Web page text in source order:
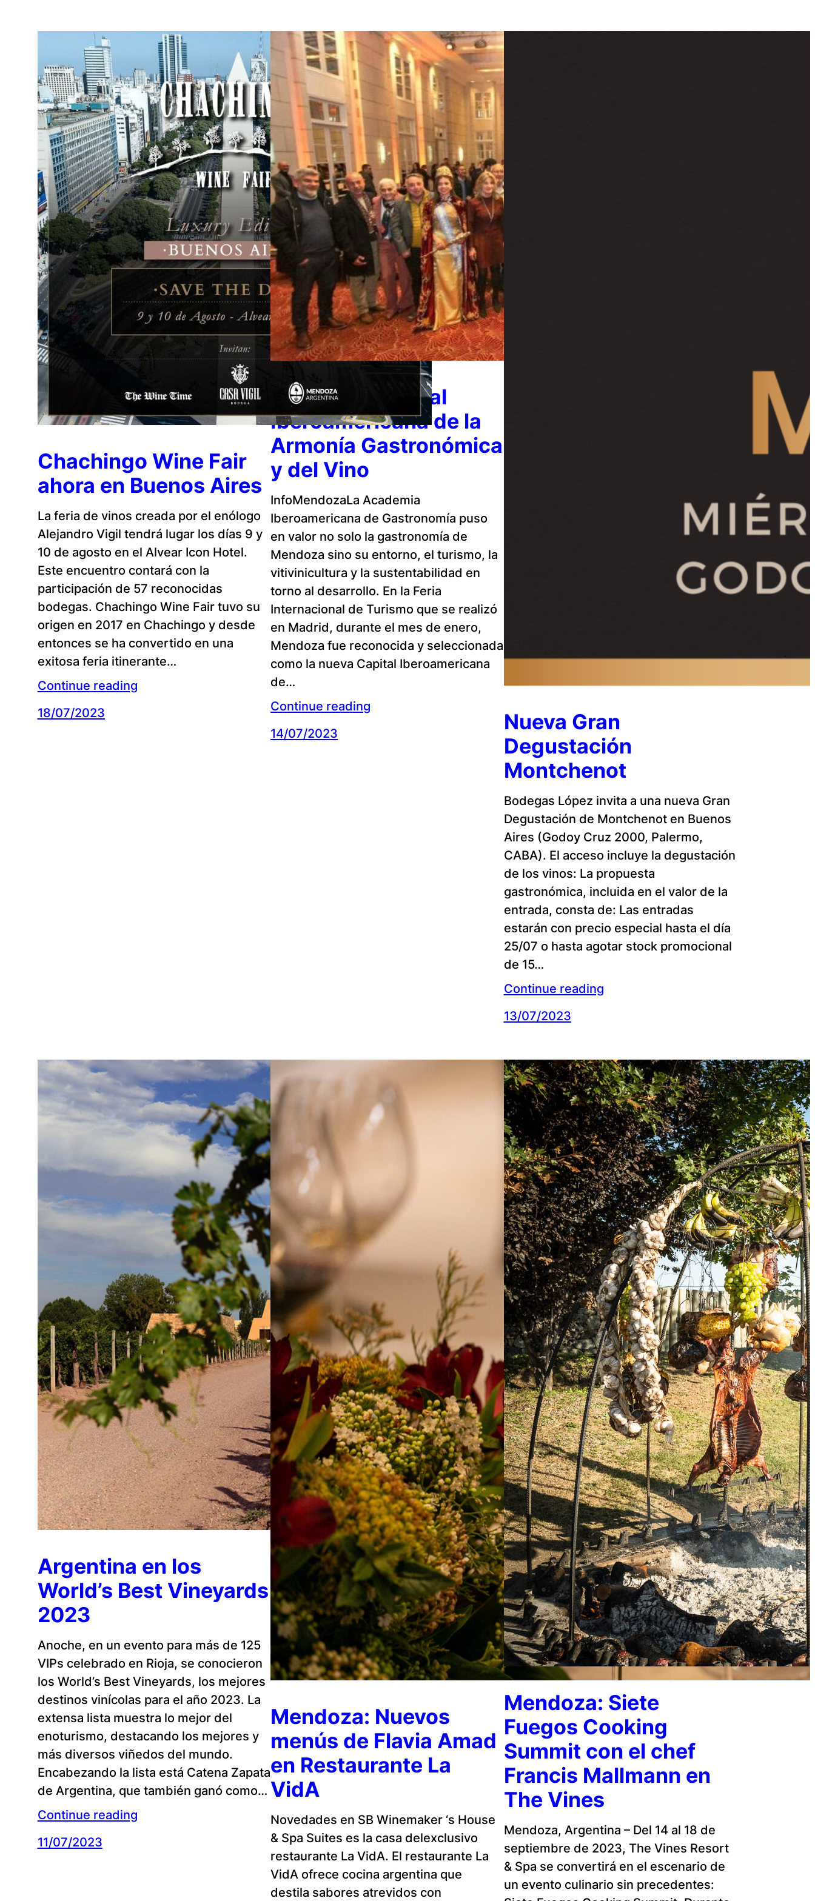
Chachingo Wine Fair
ahora en Buenos Aires
La feria de vinos creada por el enólogo
Alejandro Vigil tendrá lugar los días 9 y
10 de agosto en el Alvear Icon Hotel.
Este encuentro contará con la
participación de 57 reconocidas
bodegas. Chachingo Wine Fair tuvo su
origen en 2017 en Chachingo y desde
entonces se ha convertido en una
exitosa feria itinerante…
Continue reading
18/07/2023
Mendoza: Capital
Iberoamericana de la
Armonía Gastronómica
y del Vino
InfoMendozaLa Academia
Iberoamericana de Gastronomía puso
en valor no solo la gastronomía de
Mendoza sino su entorno, el turismo, la
vitivinicultura y la sustentabilidad en
torno al desarrollo. En la Feria
Internacional de Turismo que se realizó
en Madrid, durante el mes de enero,
Mendoza fue reconocida y seleccionada
como la nueva Capital Iberoamericana
de…
Continue reading
14/07/2023
Nueva Gran
Degustación
Montchenot
Bodegas López invita a una nueva Gran
Degustación de Montchenot en Buenos
Aires (Godoy Cruz 2000, Palermo,
CABA). El acceso incluye la degustación
de los vinos: La propuesta
gastronómica, incluida en el valor de la
entrada, consta de: Las entradas
estarán con precio especial hasta el día
25/07 o hasta agotar stock promocional
de 15…
Continue reading
13/07/2023
Argentina en los
World’s Best Vineyards
2023
Anoche, en un evento para más de 125
VIPs celebrado en Rioja, se conocieron
los World’s Best Vineyards, los mejores
destinos vinícolas para el año 2023. La
extensa lista muestra lo mejor del
enoturismo, destacando los mejores y
más diversos viñedos del mundo.
Encabezando la lista está Catena Zapata
de Argentina, que también ganó como…
Continue reading
11/07/2023
Mendoza: Nuevos
menús de Flavia Amad
en Restaurante La
VidA
Novedades en SB Winemaker ‘s House
& Spa Suites es la casa delexclusivo
restaurante La VidA. El restaurante La
VidA ofrece cocina argentina que
destila sabores atrevidos con
Mendoza: Siete
Fuegos Cooking
Summit con el chef
Francis Mallmann en
The Vines
Mendoza, Argentina – Del 14 al 18 de
septiembre de 2023, The Vines Resort
& Spa se convertirá en el escenario de
un evento culinario sin precedentes: